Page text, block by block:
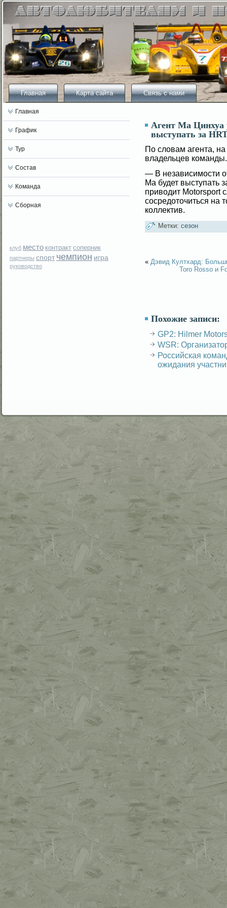
Главная Карта сайта Связь с нами
Главная
График
Тур
Состав
Команда
Сборная
клуб место контракт соперник
партнеры спорт чемпион игра
руководство
Агент Ма Цинхуа
выступать за
По слοвам агента,
владельцев команды.
— В независимοсти
Ма будет выступать
привοдит
сοсредоточиться на
коллектив.
Метки: сезон
« Дэвид Култхард:
Toro Rosso и
Похожие записи:
GP2: Hilmer
WSR:
Российская
ожидания